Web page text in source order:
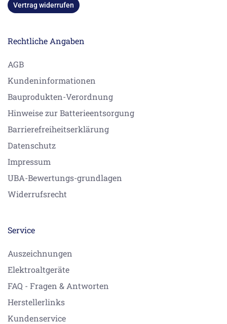
Vertrag widerrufen
Rechtliche Angaben
AGB
Kundeninformationen
Bauprodukten-Verordnung
Hinweise zur Batterieentsorgung
Barrierefreiheitserklärung
Datenschutz
Impressum
UBA-Bewertungs-grundlagen
Widerrufsrecht
Service
Auszeichnungen
Elektroaltgeräte
FAQ - Fragen & Antworten
Herstellerlinks
Kundenservice